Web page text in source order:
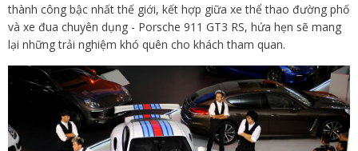
thành công bậc nhất thế giới, kết hợp giữa xe thể thao đường phố
và xe đua chuyên dụng - Porsche 911 GT3 RS, hứa hẹn sẽ mang
lại những trải nghiệm khó quên cho khách tham quan.